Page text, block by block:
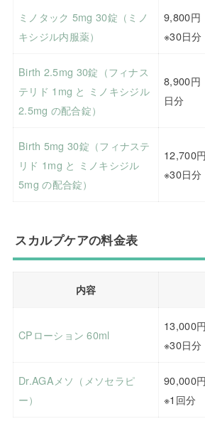
ミノタック 5mg 30錠（ミノ
キシジル内服薬）
9,800円
※30日分
Birth 2.5mg 30錠（フィナス
テリド 1mg と ミノキシジル
2.5mg の配合錠）
8,900円
日分
Birth 5mg 30錠（フィナステ
リド 1mg と ミノキシジル
5mg の配合錠）
12,700
※30日分
スカルプケアの料金表
内容
CPローション 60ml
13,000
※30日分
Dr.AGAメソ（メソセラピ
ー）
90,000
※1回分